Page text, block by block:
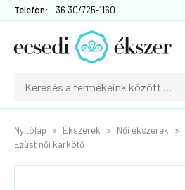
Telefon: +36 30/725-1160
Nyitólap Ékszerek Női ékszerek
Ezüst női karkötő